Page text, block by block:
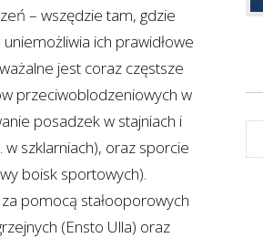
– wszędzie tam, gdzie
ich prawidłowe
jest coraz częstsze
przeciwoblodzeniowych w
posadzek w stajniach i
w szklarniach), oraz sporcie
boisk sportowych).
pomocą stałooporowych
(Ensto Ulla) oraz